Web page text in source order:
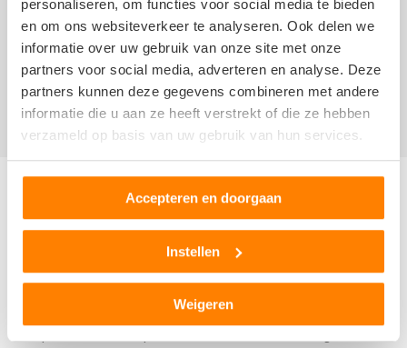
personaliseren, om functies voor social media te bieden
en om ons websiteverkeer te analyseren. Ook delen we
informatie over uw gebruik van onze site met onze
partners voor social media, adverteren en analyse. Deze
partners kunnen deze gegevens combineren met andere
informatie die u aan ze heeft verstrekt of die ze hebben
verzameld op basis van uw gebruik van hun services.
Accepteren en doorgaan
Instellen
Weigeren
Er zijn nog geen recensies geschreven over Tinus
Remmers & Zn. V.O.F.. Schrijf nu alseerste een review!
Andere autosloperijen in de buurt
autodemontagebedrijf in de buurt van Tinus Remmers & Zn.
V.O.F.? Hieronder vind u een overzicht van autosloperijen in
. Deze bedrijven kunnen u helpen als u uw